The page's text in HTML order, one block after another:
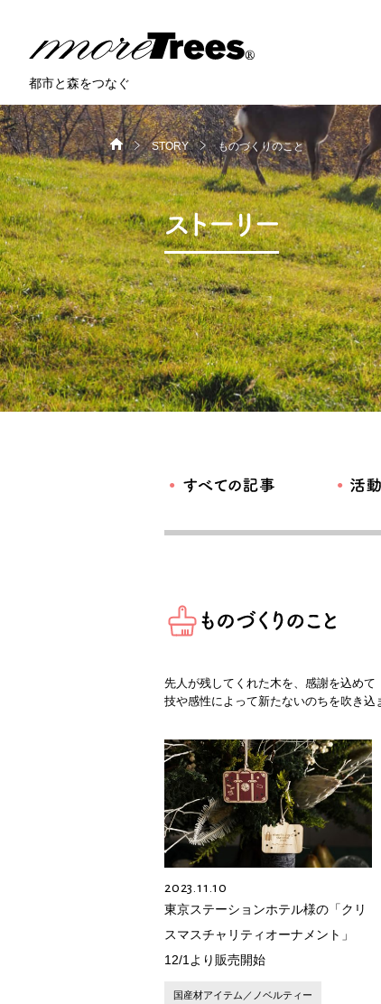
都市と森をつなぐ
HOME
>
STORY
>
ものづくりのこと
先人が残してくれた木を、感謝を込め
技や感性によって新たないのちを吹き込
2023.11.10
東京ステーションホテル様の「クリ
スマスチャリティオーナメント」
12/1より販売開始
国産材アイテム／ノベルティー